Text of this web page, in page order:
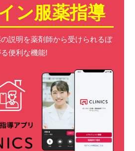
ン服薬指導
説明を薬剤師から受けられるぼ
便利な機能!